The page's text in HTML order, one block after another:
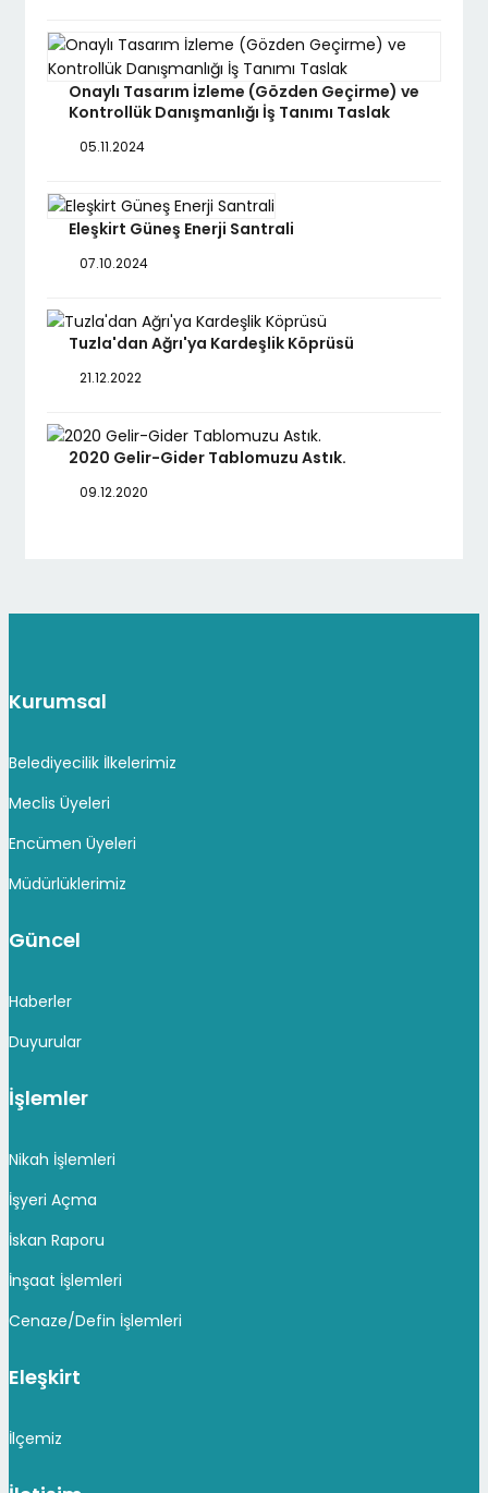
Onaylı Tasarım İzleme (Gözden Geçirme) ve
Kontrollük Danışmanlığı İş Tanımı Taslak
05.11.2024
Eleşkirt Güneş Enerji Santrali
07.10.2024
Tuzla'dan Ağrı'ya Kardeşlik Köprüsü
21.12.2022
2020 Gelir-Gider Tablomuzu Astık.
09.12.2020
Kurumsal
Belediyecilik İlkelerimiz
Meclis Üyeleri
Encümen Üyeleri
Müdürlüklerimiz
Güncel
Haberler
Duyurular
İşlemler
Nikah İşlemleri
İşyeri Açma
İskan Raporu
İnşaat İşlemleri
Cenaze/Defin İşlemleri
Eleşkirt
İlçemiz